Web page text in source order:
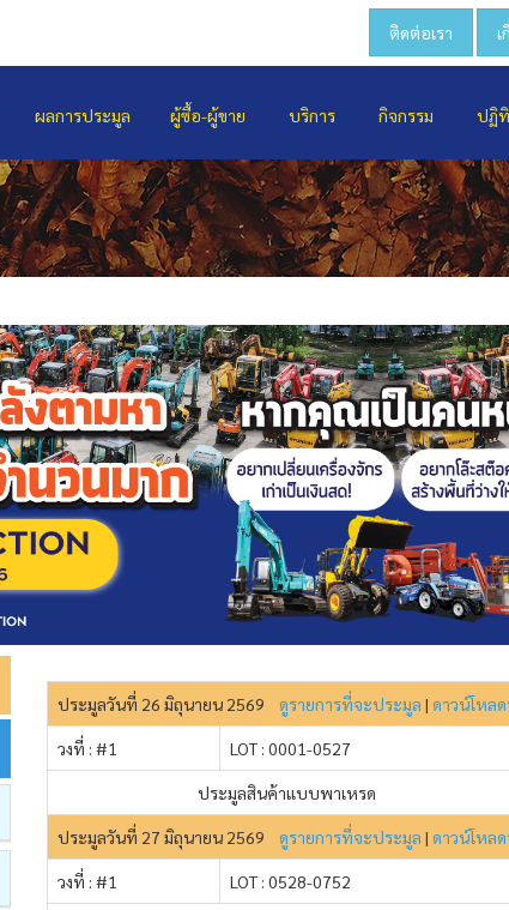
ติดต่อเรา เ
ผลการประมูล ผู้ซื้อ-ผู้ขาย บริการ กิจกรรม ปฏิ
ประมูลวันที่ 26 มิถุนายน 2569 ดูรายการที่จะประมูล | ดาวน์โหล
วงที่ : #1 LOT : 0001-0527
ประมูลสินค้าแบบพาเหรด
ประมูลวันที่ 27 มิถุนายน 2569 ดูรายการที่จะประมูล | ดาวน์โหล
วงที่ : #1 LOT : 0528-0752